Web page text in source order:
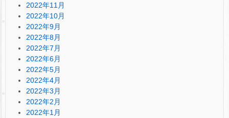
2022年11月
2022年10月
2022年9月
2022年8月
2022年7月
2022年6月
2022年5月
2022年4月
2022年3月
2022年2月
2022年1月